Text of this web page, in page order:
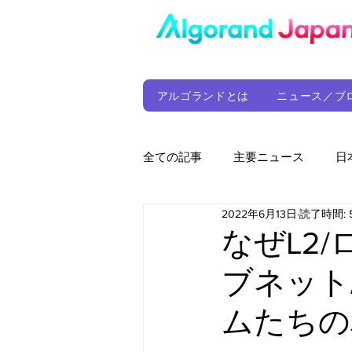
アルゴランドとは ニュース／ブ
全ての記事 主要ニュース 日
ウォレット 定期レポート
アルゴランド財団
なぜL2/
ブネッ
ムたち
2022年6月13日 読了時間: